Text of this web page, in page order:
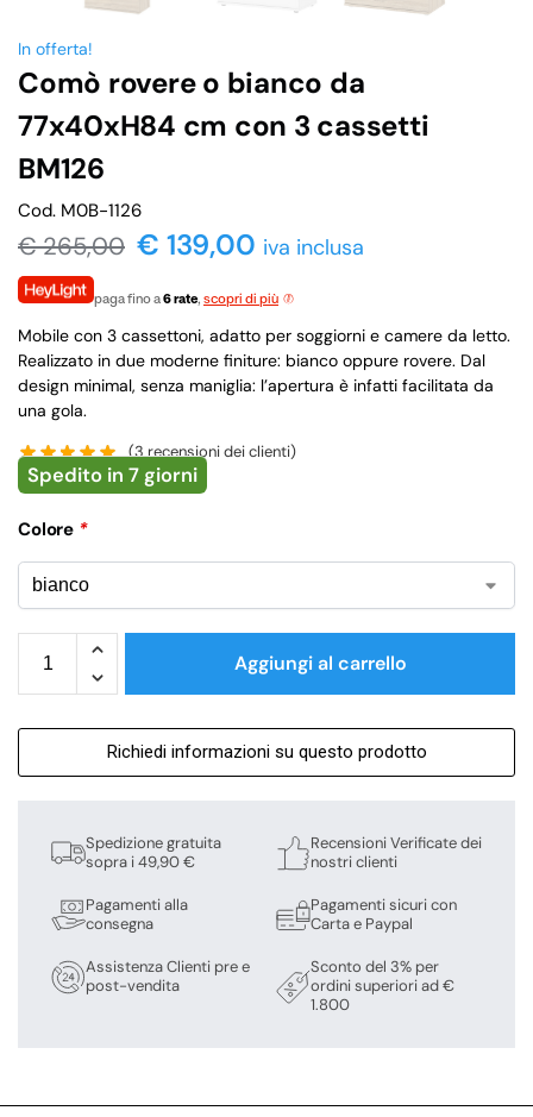
In offerta!
Comò rovere o bianco da
77x40xH84 cm con 3 cassetti
BM126
Cod. M0B-1126
€265,00 € 139,00 iva inclusa
paga fino a6 rate, scopri di più
Mobile con 3 cassettoni, adatto per soggiorni e camere da letto.
Realizzato in due moderne finiture: bianco oppure rovere. Dal
design minimal, senza maniglia: l’apertura è infatti facilitata da
una gola.
(3recensioni dei clienti)
Spedito in 7 giorni
Colore *
Aggiungi al carrello
Richiedi informazioni su questo prodotto
Spedizione gratuita
sopra i 49,90 €
Pagamenti alla
consegna
Assistenza Clienti pre e
post-vendita
Recensioni Verificate dei
nostri clienti
Pagamenti sicuri con
Carta e Paypal
Sconto del 3% per
ordini superiori ad €
1.800